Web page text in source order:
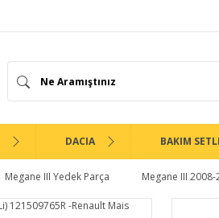
DACIA BAKIM
Megane III Yedek Parça Megane III